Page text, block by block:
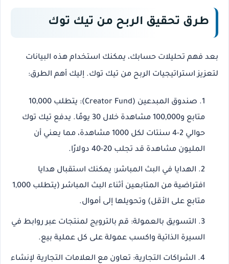
طرق تحقيق الربح من تيك توك
بعد فهم تحليلات حسابك، يمكنك استخدام هذه البيانات
لتعزيز استراتيجيات الربح من تيك توك. إليك أهم الطرق:
صندوق المبدعين (Creator Fund)
: يتطلب 10,000
متابع و100,000 مشاهدة خلال 30 يومًا. يدفع تيك توك
حوالي 2-4 سنتات لكل 1000 مشاهدة، مما يعني أن
المليون مشاهدة قد تجلب 20-40 دولارًا.
الهدايا في البث المباشر: يمكنك استقبال هدايا
افتراضية من المتابعين أثناء البث المباشر (يتطلب 1,000
متابع على الأقل) وتحويلها إلى أموال.
التسويق بالعمولة: قم بالترويج لمنتجات عبر روابط في
السيرة الذاتية واكسب عمولة على كل عملية بيع.
الشراكات التجارية: تعاون مع العلامات التجارية لإنشاء